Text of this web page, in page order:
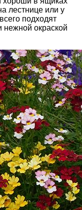
лестнице или у
подходят
нежной окраской